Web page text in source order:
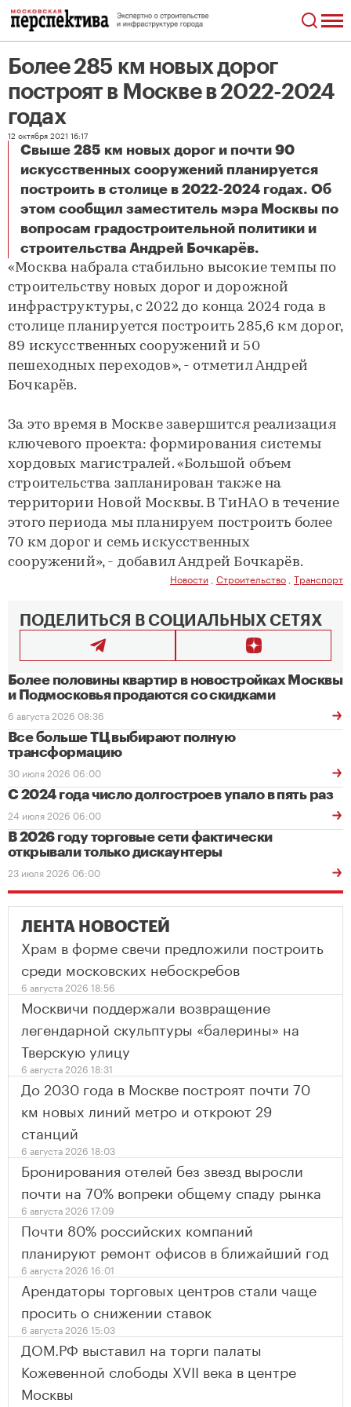
Более 285 км новых дорог
построят в Москве в 2022-2024
годах
12 октября 2021 16:17
Свыше 285 км новых дорог и почти 90
искусственных сооружений планируется
построить в столице в 2022-2024 годах. Об
этом сообщил заместитель мэра Москвы по
вопросам градостроительной политики и
строительства Андрей Бочкарёв.
«Москва набрала стабильно высокие темпы по
строительству новых дорог и дорожной
инфраструктуры, с 2022 до конца 2024 года в
столице планируется построить 285,6 км дорог,
89 искусственных сооружений и 50
пешеходных переходов», - отметил Андрей
Бочкарёв.
За это время в Москве завершится реализация
ключевого проекта: формирования системы
хордовых магистралей. «Большой объем
строительства запланирован также на
территории Новой Москвы. В ТиНАО в течение
этого периода мы планируем построить более
70 км дорог и семь искусственных
сооружений», - добавил Андрей Бочкарёв.
Новости Строительство Транспорт
ПОДЕЛИТЬСЯ В СОЦИАЛЬНЫХ СЕТЯХ
Более половины квартир в новостройках Москвы
и Подмосковья продаются со скидками
6 августа 2026 08:36
Все больше ТЦ выбирают полную
трансформацию
30 июля 2026 06:00
С 2024 года число долгостроев упало в пять раз
24 июля 2026 06:00
В 2026 году торговые сети фактически
открывали только дискаунтеры
23 июля 2026 06:00
ЛЕНТА НОВОСТЕЙ
Храм в форме свечи предложили построить
среди московских небоскребов
6 августа 2026 18:56
Москвичи поддержали возвращение
легендарной скульптуры «балерины» на
Тверскую улицу
6 августа 2026 18:31
До 2030 года в Москве построят почти 70
км новых линий метро и откроют 29
станций
6 августа 2026 18:03
Бронирования отелей без звезд выросли
почти на 70% вопреки общему спаду рынка
6 августа 2026 17:09
Почти 80% российских компаний
планируют ремонт офисов в ближайший год
6 августа 2026 16:01
Арендаторы торговых центров стали чаще
просить о снижении ставок
6 августа 2026 15:03
ДОМ.РФ выставил на торги палаты
Кожевенной слободы XVII века в центре
Москвы